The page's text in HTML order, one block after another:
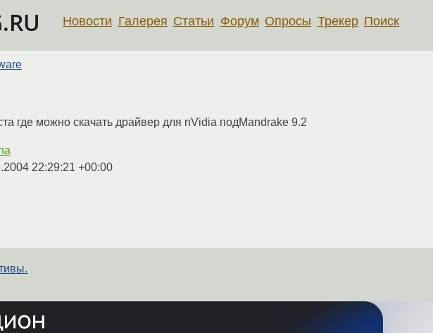
Новости Галерея Статьи Форум Опросы Трекер Поиск
где можно скачать драйвер для nVidia подMandrake 9.2
22:29:21 +00:00